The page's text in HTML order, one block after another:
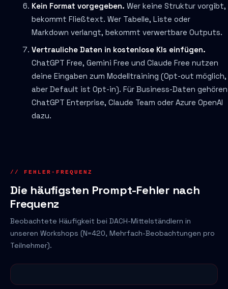
Kein Format vorgegeben. Wer keine Struktur vorgibt,
bekommt Fließtext. Wer Tabelle, Liste oder
Markdown verlangt, bekommt verwertbare Outputs.
Vertrauliche Daten in kostenlose KIs einfügen.
ChatGPT Free, Gemini Free und Claude Free nutzen
deine Eingaben zum Modelltraining (Opt-out möglich,
aber Default ist Opt-in). Für Business-Daten gehören
ChatGPT Enterprise, Claude Team oder Azure OpenAI
dazu.
// FEHLER-FREQUENZ
Die häufigsten Prompt-Fehler nach
Frequenz
Beobachtete Häufigkeit bei DACH-Mittelständlern in
unseren Workshops (N=420, Mehrfach-Beobachtungen pro
Teilnehmer).